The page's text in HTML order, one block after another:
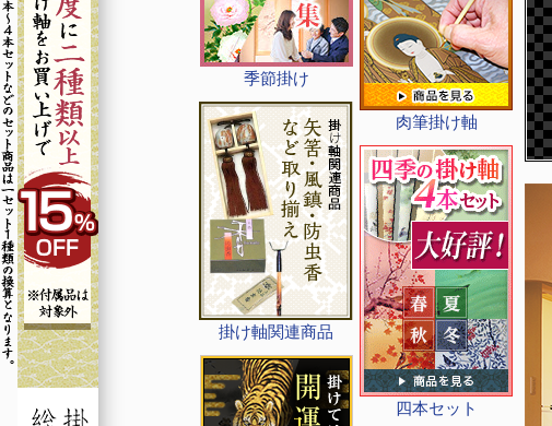
季節掛け
掛け軸関連商品
肉筆掛け軸
四本セット